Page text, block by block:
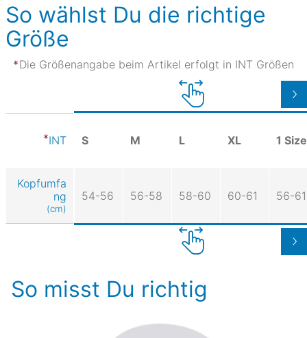
So wählst Du die richtige
Größe
Die Größenangabe beim Artikel erfolgt in INT Größen
INT S M L XL 1 Size
Kopfumfa
ng
(cm)
54-56 56-58 58-60 60-61 56-61
So misst Du richtig